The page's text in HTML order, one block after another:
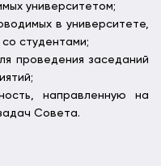
университетом;
в университете,
студентами;
проведения заседаний
направленную на
Совета.